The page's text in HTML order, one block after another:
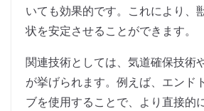
いても効果的です。これにより、
状を安定させることができます。
関連技術としては、気道確保技術
が挙げられます。例えば、エンド
ブを使用することで、より直接的